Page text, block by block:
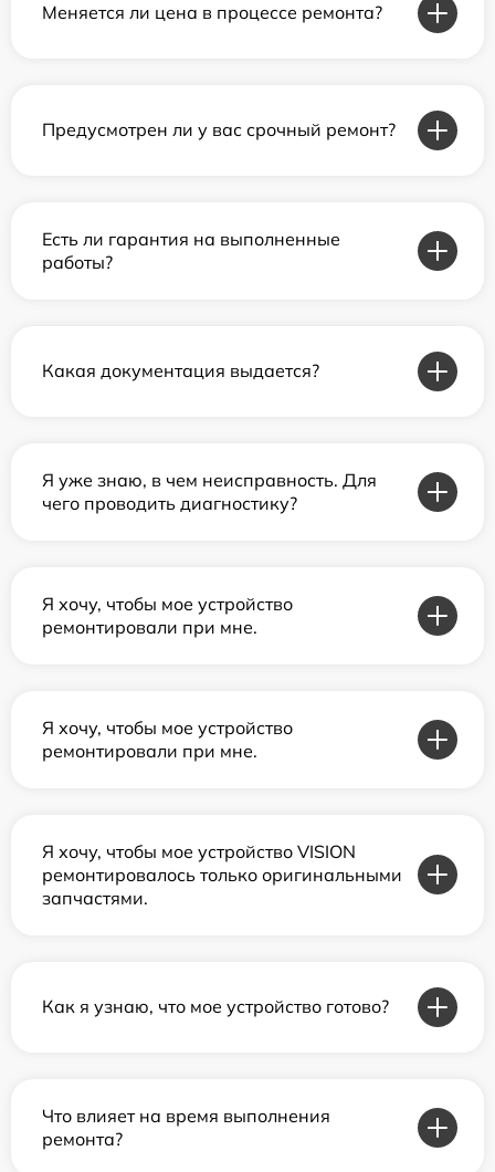
Меняется ли цена в процессе ремонта?
Предусмотрен ли у вас срочный ремонт?
Есть ли гарантия на выполненные
работы?
Какая документация выдается?
Я уже знаю, в чем неисправность. Для
чего проводить диагностику?
Я хочу, чтобы мое устройство
ремонтировали при мне.
Я хочу, чтобы мое устройство
ремонтировали при мне.
Я хочу, чтобы мое устройство VISION
ремонтировалось только оригинальными
запчастями.
Как я узнаю, что мое устройство готово?
Что влияет на время выполнения
ремонта?